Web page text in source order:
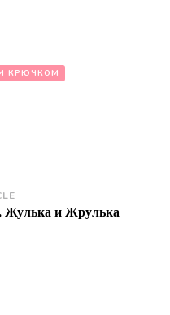
КРЮЧКОМ
Жулька и Жрулька